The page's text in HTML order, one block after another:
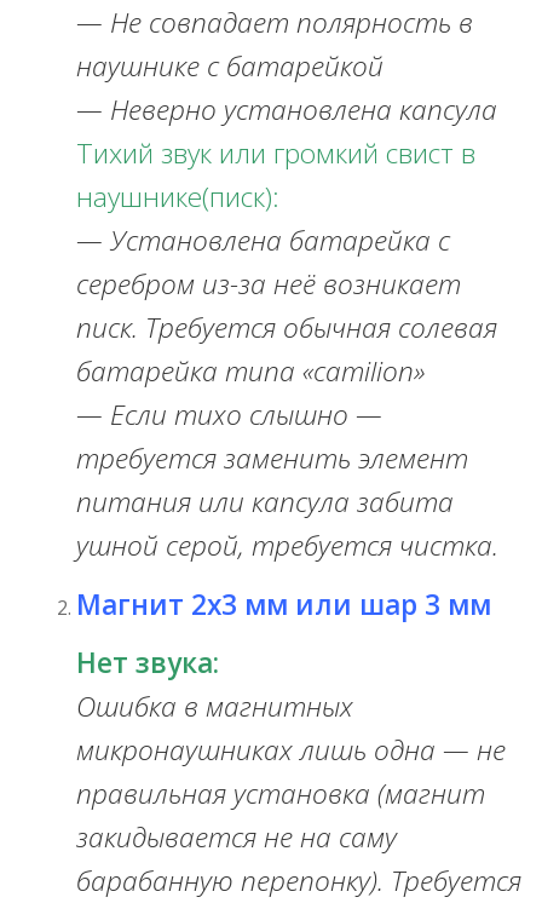
— Не совпадает полярность в
наушнике с батарейкой
— Неверно установлена капсула
Тихий звук или громкий свист в
наушнике(писк):
— Установлена батарейка с
серебром из-за неё возникает
писк. Требуется обычная солевая
батарейка типа «camilion»
— Если тихо слышно —
требуется заменить элемент
питания или капсула забита
ушной серой, требуется чистка.
Магнит 2х3 мм или шар 3 мм
Нет звука:
Ошибка в магнитных
микронаушниках лишь одна — не
правильная установка (магнит
закидывается не на саму
барабанную перепонку). Требуется